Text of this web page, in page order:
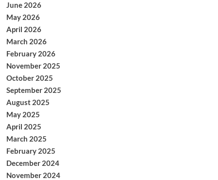
June 2026
May 2026
April 2026
March 2026
February 2026
November 2025
October 2025
September 2025
August 2025
May 2025
April 2025
March 2025
February 2025
December 2024
November 2024